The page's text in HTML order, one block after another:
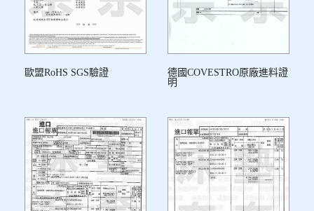
歐盟RoHS SGS驗證
德國COVESTRO原廠進料證
明